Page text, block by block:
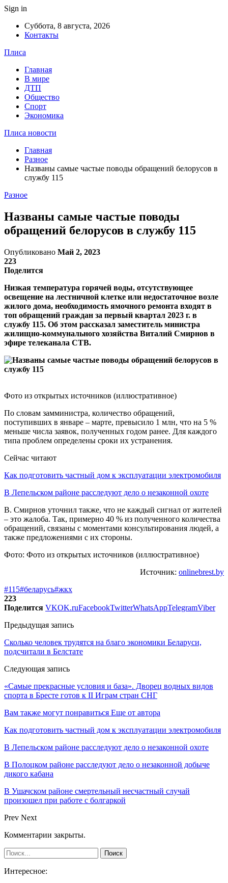
Sign in
Суббота, 8 августа, 2026
Контакты
Плиса
Главная
В мире
ДТП
Общество
Спорт
Экономика
Плиса новости
Главная
Разное
Названы самые частые поводы обращений белорусов в
службу 115
Разное
Названы самые частые поводы
обращений белорусов в службу 115
Опубликовано Май 2, 2023
223
Поделится
Низкая температура горячей воды, отсутствующее
освещение на лестничной клетке или недостаточное возле
жилого дома, необходимость ямочного ремонта входят в
топ обращений граждан за первый квартал 2023 г. в
службу 115. Об этом рассказал заместитель министра
жилищно-коммунального хозяйства Виталий Смирнов в
эфире телеканала СТВ.
Фото из открытых источников (иллюстративное)
По словам замминистра, количество обращений,
поступивших в январе – марте, превысило 1 млн, что на 5 %
меньше числа заявок, полученных годом ранее. Для каждого
типа проблем определены сроки их устранения.
Сейчас читают
Как подготовить частный дом к эксплуатации электромобиля
В Лепельском районе расследуют дело о незаконной охоте
В. Смирнов уточнил также, что не каждый сигнал от жителей
– это жалоба. Так, примерно 40 % из полученного количества
обращений, связаны с моментами консультирования людей, а
также предложениями с их стороны.
Фото: Фото из открытых источников (иллюстративное)
Источник: onlinebrest.by
#115#беларусь#жкх
223
Поделится VKOK.ruFacebookTwitterWhatsAppTelegramViber
Предыдущая запись
Сколько человек трудятся на благо экономики Беларуси,
подсчитали в Белстате
Следующая запись
«Самые прекрасные условия и база». Дворец водных видов
спорта в Бресте готов к II Играм стран СНГ
Вам также могут понравиться Еще от автора
Как подготовить частный дом к эксплуатации электромобиля
В Лепельском районе расследуют дело о незаконной охоте
В Полоцком районе расследуют дело о незаконной добыче
дикого кабана
В Ушачском районе смертельный несчастный случай
произошел при работе с болгаркой
Prev Next
Комментарии закрыты.
Интересное: